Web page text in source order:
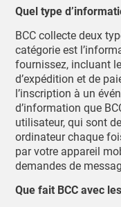
Quel type
BCC collecte deux
catégorie est
fournissez, incluant
d’expédition et de
l’inscription à un
d’information que
utilisateur, qui sont
ordinateur chaque
par votre appareil
demandes de
Que fait BCC avec